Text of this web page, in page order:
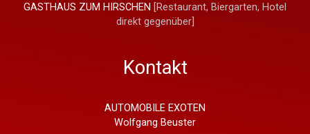
GASTHAUS ZUM HIRSCHEN [Restaurant, Biergarten, Hotel
direkt gegenüber]
Kontakt
AUTOMOBILE EXOTEN
Wolfgang Beuster